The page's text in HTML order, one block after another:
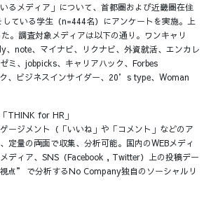
るメディア」について、首都圏および近畿圏在住
ている学生（n=444名）にアンケートを実施。上
。調査対象メディアは以下の通り。ワンキャリ
、note、マイナビ、リクナビ、外資就活、エンカレ
ミ、jobpicks、キャリアハック、Forbes
、ビジネスインサイダー、20’s type、Woman
THINK for HR」
ージメント（「いいね」や「コメント」などのア
定量の両面で収集、分析可能。国内のWEBメディ
ディア、SNS（Facebook , Twitter）上の投稿デー
点” で分析するNo Company独自のソーシャルリ